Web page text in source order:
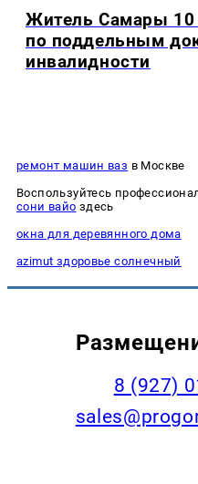
Житель Самары 10
по поддельным
инвалидности
ремонт машин ваз в Москве
Воспользуйтесь
сони вайо здесь
окна для деревянного дома
azimut здоровье солнечный
8 (927)